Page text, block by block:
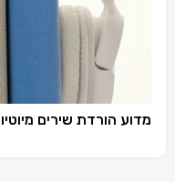
מדוע הורדת שירים